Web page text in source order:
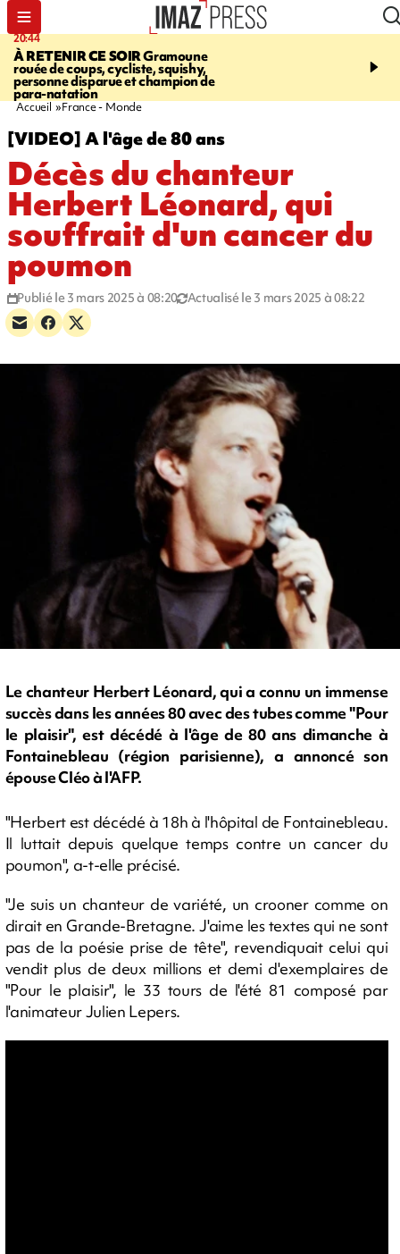
20:44
À RETENIR CE SOIRGramoune
rouée de coups, cycliste, squishy,
personne disparue et champion de
para-natation
20:35
assure que le
Accueil France - Monde
[VIDEO] A l'âge de 80 ans
Décès du chanteur
Herbert Léonard, qui
souffrait d'un cancer du
poumon
Publié le 3 mars 2025 à 08:20 Actualisé le 3 mars 2025 à 08:22
Le chanteur Herbert Léonard, qui a connu un immense
succès dans les années 80 avec des tubes comme "Pour
le plaisir", est décédé à l'âge de 80 ans dimanche à
Fontainebleau (région parisienne), a annoncé son
épouse Cléo à l'AFP.
"Herbert est décédé à 18h à l'hôpital de Fontainebleau.
Il luttait depuis quelque temps contre un cancer du
poumon", a-t-elle précisé.
"Je suis un chanteur de variété, un crooner comme on
dirait en Grande-Bretagne. J'aime les textes qui ne sont
pas de la poésie prise de tête", revendiquait celui qui
vendit plus de deux millions et demi d'exemplaires de
"Pour le plaisir", le 33 tours de l'été 81 composé par
l'animateur Julien Lepers.